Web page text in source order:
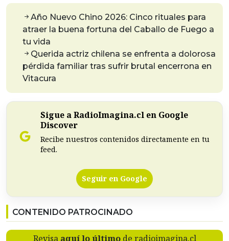
Año Nuevo Chino 2026: Cinco rituales para
atraer la buena fortuna del Caballo de Fuego a
tu vida
Querida actriz chilena se enfrenta a dolorosa
pérdida familiar tras sufrir brutal encerrona en
Vitacura
Sigue a RadioImagina.cl en Google
Discover
Recibe nuestros contenidos directamente en tu
feed.
Seguir en Google
CONTENIDO PATROCINADO
Revisa aquí lo últimode radioimagina.cl